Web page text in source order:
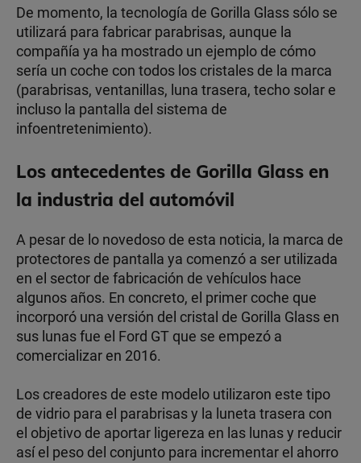
De momento, la tecnología de Gorilla Glass sólo se
utilizará para fabricar parabrisas, aunque la
compañía ya ha mostrado un ejemplo de cómo
sería un coche con todos los cristales de la marca
(parabrisas, ventanillas, luna trasera, techo solar e
incluso la pantalla del sistema de
infoentretenimiento).
Los antecedentes de Gorilla Glass en
la industria del automóvil
A pesar de lo novedoso de esta noticia, la marca de
protectores de pantalla ya comenzó a ser utilizada
en el sector de fabricación de vehículos hace
algunos años. En concreto, el primer coche que
incorporó una versión del cristal de Gorilla Glass en
sus lunas fue el Ford GT que se empezó a
comercializar en 2016.
Los creadores de este modelo utilizaron este tipo
de vidrio para el parabrisas y la luneta trasera con
el objetivo de aportar ligereza en las lunas y reducir
así el peso del conjunto para incrementar el ahorro